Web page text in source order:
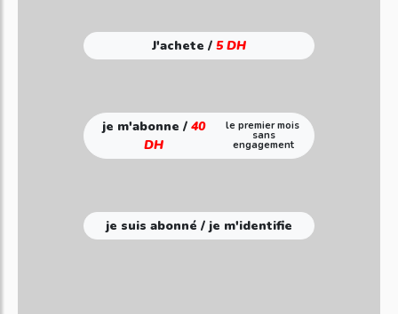
J'achete / 5 DH
je m'abonne /40
DH
le premier mois
sans
engagement
je suis abonné / je m'identifie